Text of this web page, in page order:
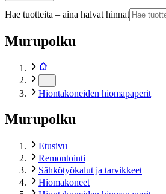
Hae tuotteita – aina halvat hinnat
Murupolku
Hiontakoneiden hiomapaperit
Murupolku
Etusivu
Remontointi
Sähkötyökalut ja tarvikkeet
Hiomakoneet